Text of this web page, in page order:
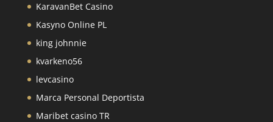
KaravanBet Casino
Kasyno Online PL
king johnnie
kvarkeno56
levcasino
Marca Personal Deportista
Maribet casino TR